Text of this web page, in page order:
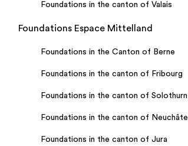
Foundations in the canton of Valais
Foundations Espace Mittelland
Foundations in the Canton of Berne
Foundations in the canton of Fribourg
Foundations in the canton of Solothurn
Foundations in the canton of Neuchâtel
Foundations in the canton of Jura